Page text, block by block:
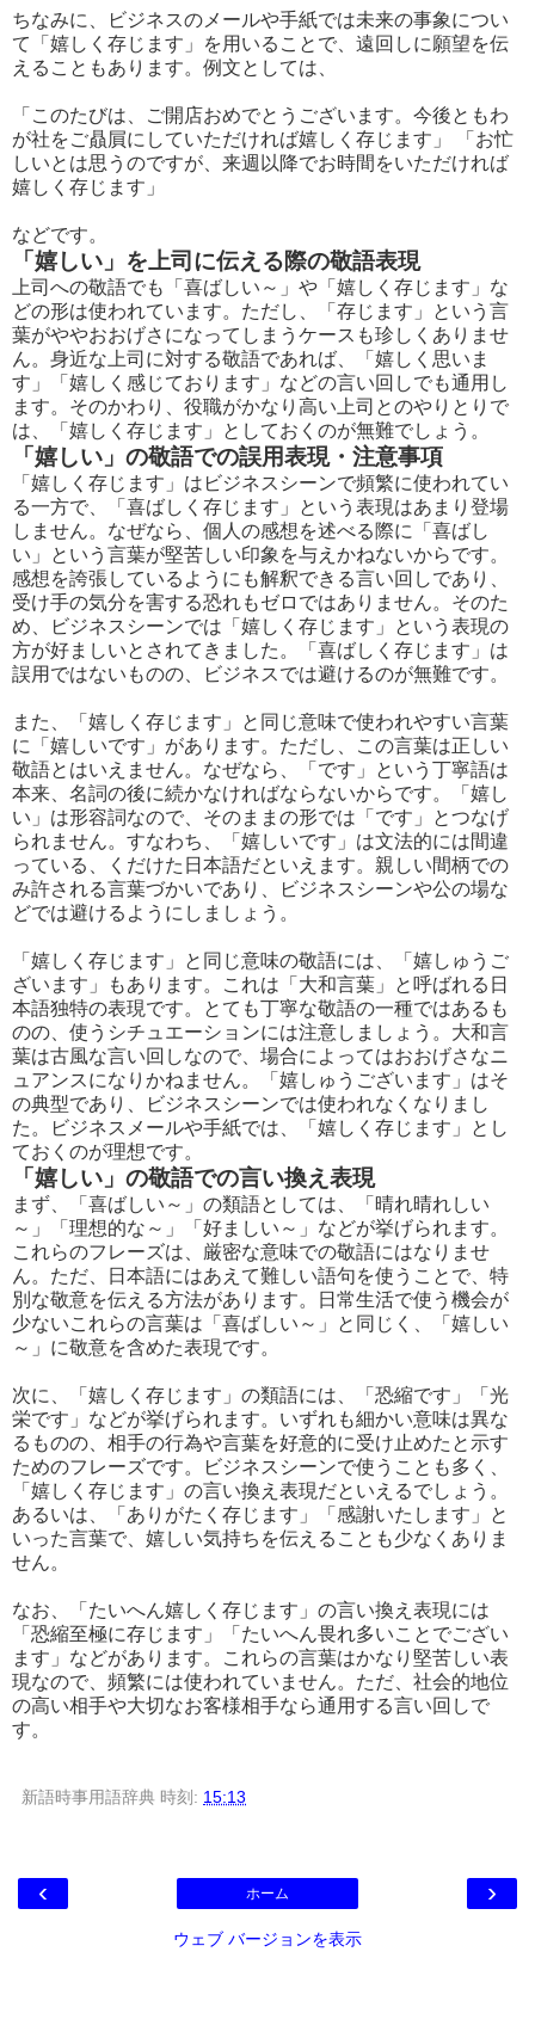
ちなみに、ビジネスのメールや手紙では未来の事象につい
て「嬉しく存じます」を用いることで、遠回しに願望を伝
えることもあります。例文としては、
「このたびは、ご開店おめでとうございます。今後ともわ
が社をご贔屓にしていただければ嬉しく存じます」 「お忙
しいとは思うのですが、来週以降でお時間をいただければ
嬉しく存じます」
などです。
「嬉しい」を上司に伝える際の敬語表現
上司への敬語でも「喜ばしい～」や「嬉しく存じます」な
どの形は使われています。ただし、「存じます」という言
葉がややおおげさになってしまうケースも珍しくありませ
ん。身近な上司に対する敬語であれば、「嬉しく思いま
す」「嬉しく感じております」などの言い回しでも通用し
ます。そのかわり、役職がかなり高い上司とのやりとりで
は、「嬉しく存じます」としておくのが無難でしょう。
「嬉しい」の敬語での誤用表現・注意事項
「嬉しく存じます」はビジネスシーンで頻繁に使われてい
る一方で、「喜ばしく存じます」という表現はあまり登場
しません。なぜなら、個人の感想を述べる際に「喜ばし
い」という言葉が堅苦しい印象を与えかねないからです。
感想を誇張しているようにも解釈できる言い回しであり、
受け手の気分を害する恐れもゼロではありません。そのた
め、ビジネスシーンでは「嬉しく存じます」という表現の
方が好ましいとされてきました。「喜ばしく存じます」は
誤用ではないものの、ビジネスでは避けるのが無難です。
また、「嬉しく存じます」と同じ意味で使われやすい言葉
に「嬉しいです」があります。ただし、この言葉は正しい
敬語とはいえません。なぜなら、「です」という丁寧語は
本来、名詞の後に続かなければならないからです。「嬉し
い」は形容詞なので、そのままの形では「です」とつなげ
られません。すなわち、「嬉しいです」は文法的には間違
っている、くだけた日本語だといえます。親しい間柄での
み許される言葉づかいであり、ビジネスシーンや公の場な
どでは避けるようにしましょう。
「嬉しく存じます」と同じ意味の敬語には、「嬉しゅうご
ざいます」もあります。これは「大和言葉」と呼ばれる日
本語独特の表現です。とても丁寧な敬語の一種ではあるも
のの、使うシチュエーションには注意しましょう。大和言
葉は古風な言い回しなので、場合によってはおおげさなニ
ュアンスになりかねません。「嬉しゅうございます」はそ
の典型であり、ビジネスシーンでは使われなくなりまし
た。ビジネスメールや手紙では、「嬉しく存じます」とし
ておくのが理想です。
「嬉しい」の敬語での言い換え表現
まず、「喜ばしい～」の類語としては、「晴れ晴れしい
～」「理想的な～」「好ましい～」などが挙げられます。
これらのフレーズは、厳密な意味での敬語にはなりませ
ん。ただ、日本語にはあえて難しい語句を使うことで、特
別な敬意を伝える方法があります。日常生活で使う機会が
少ないこれらの言葉は「喜ばしい～」と同じく、「嬉しい
～」に敬意を含めた表現です。
次に、「嬉しく存じます」の類語には、「恐縮です」「光
栄です」などが挙げられます。いずれも細かい意味は異な
るものの、相手の行為や言葉を好意的に受け止めたと示す
ためのフレーズです。ビジネスシーンで使うことも多く、
「嬉しく存じます」の言い換え表現だといえるでしょう。
あるいは、「ありがたく存じます」「感謝いたします」と
いった言葉で、嬉しい気持ちを伝えることも少なくありま
せん。
なお、「たいへん嬉しく存じます」の言い換え表現には
「恐縮至極に存じます」「たいへん畏れ多いことでござい
ます」などがあります。これらの言葉はかなり堅苦しい表
現なので、頻繁には使われていません。ただ、社会的地位
の高い相手や大切なお客様相手なら通用する言い回しで
す。
新語時事用語辞典 時刻: 15:13
‹ ›
ホーム
ウェブ バージョンを表示